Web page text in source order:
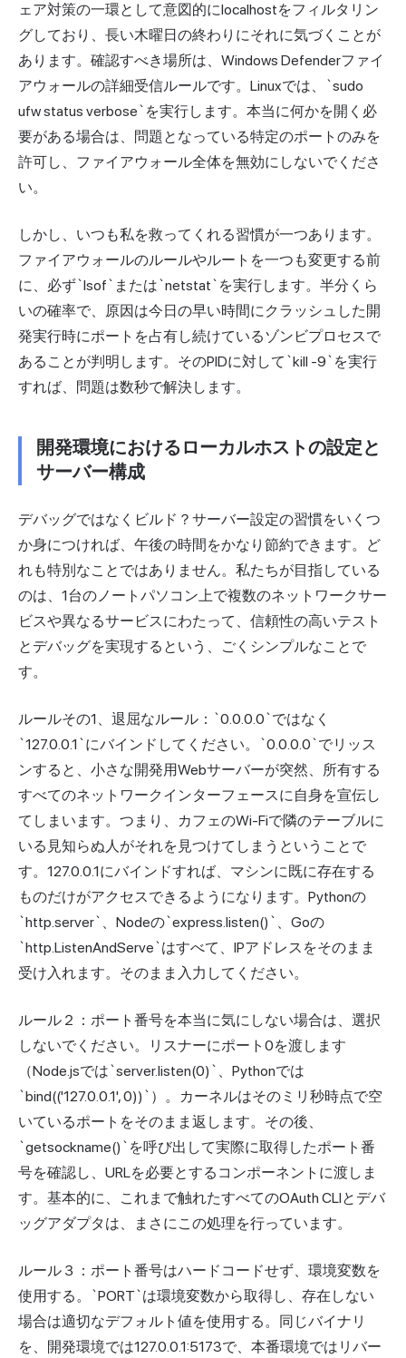
ェア対策の一環として意図的にlocalhostをフィルタリン
グしており、長い木曜日の終わりにそれに気づくことが
あります。確認すべき場所は、Windows Defenderファイ
アウォールの詳細受信ルールです。Linuxでは、`sudo
ufw status verbose`を実行します。本当に何かを開く必
要がある場合は、問題となっている特定のポートのみを
許可し、ファイアウォール全体を無効にしないでくださ
い。
しかし、いつも私を救ってくれる習慣が一つあります。
ファイアウォールのルールやルートを一つも変更する前
に、必ず`lsof`または`netstat`を実行します。半分くら
いの確率で、原因は今日の早い時間にクラッシュした開
発実行時にポートを占有し続けているゾンビプロセスで
あることが判明します。そのPIDに対して`kill -9`を実行
すれば、問題は数秒で解決します。
開発環境におけるローカルホストの設定と
サーバー構成
デバッグではなくビルド？サーバー設定の習慣をいくつ
か身につければ、午後の時間をかなり節約できます。ど
れも特別なことではありません。私たちが目指している
のは、1台のノートパソコン上で複数のネットワークサー
ビスや異なるサービスにわたって、信頼性の高いテスト
とデバッグを実現するという、ごくシンプルなことで
す。
ルールその1、退屈なルール：`0.0.0.0`ではなく
`127.0.0.1`にバインドしてください。`0.0.0.0`でリッス
ンすると、小さな開発用Webサーバーが突然、所有する
すべてのネットワークインターフェースに自身を宣伝し
てしまいます。つまり、カフェのWi-Fiで隣のテーブルに
いる見知らぬ人がそれを見つけてしまうということで
す。127.0.0.1にバインドすれば、マシンに既に存在する
ものだけがアクセスできるようになります。Pythonの
`http.server`、Nodeの`express.listen()`、Goの
`http.ListenAndServe`はすべて、IPアドレスをそのまま
受け入れます。そのまま入力してください。
ルール２：ポート番号を本当に気にしない場合は、選択
しないでください。リスナーにポート0を渡します
（Node.jsでは`server.listen(0)`、Pythonでは
`bind(('127.0.0.1', 0))`）。カーネルはそのミリ秒時点で空
いているポートをそのまま返します。その後、
`getsockname()`を呼び出して実際に取得したポート番
号を確認し、URLを必要とするコンポーネントに渡しま
す。基本的に、これまで触れたすべてのOAuth CLIとデバ
ッグアダプタは、まさにこの処理を行っています。
ルール３：ポート番号はハードコードせず、環境変数を
使用する。`PORT`は環境変数から取得し、存在しない
場合は適切なデフォルト値を使用する。同じバイナリ
を、開発環境では127.0.0.1:5173で、本番環境ではリバー